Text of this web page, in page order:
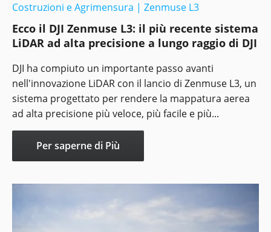
Costruzioni e Agrimensura | Zenmuse L3
Ecco il DJI Zenmuse L3: il più recente sistema
LiDAR ad alta precisione a lungo raggio di DJI
DJI ha compiuto un importante passo avanti
nell'innovazione LiDAR con il lancio di Zenmuse L3, un
sistema progettato per rendere la mappatura aerea
ad alta precisione più veloce, più facile e più...
Per saperne di Più